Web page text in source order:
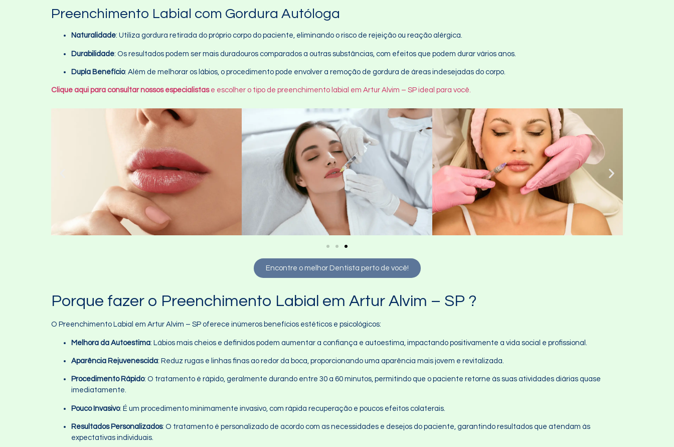
Preenchimento Labial com Gordura Autóloga
Naturalidade: Utiliza gordura retirada do próprio corpo do paciente, eliminando o risco de rejeição ou reação alérgica.
Durabilidade: Os resultados podem ser mais duradouros comparados a outras substâncias, com efeitos que podem durar vários anos.
Dupla Benefício: Além de melhorar os lábios, o procedimento pode envolver a remoção de gordura de áreas indesejadas do corpo.
Clique aqui para consultar nossos especialistase escolher o tipo de preenchimento labial em Artur Alvim – SP ideal para você.
Encontre o melhor Dentista perto de você!
Porque fazer o Preenchimento Labial em Artur Alvim – SP ?
O Preenchimento Labial em Artur Alvim – SP oferece inúmeros benefícios estéticos e psicológicos:
Melhora da Autoestima: Lábios mais cheios e definidos podem aumentar a confiança e autoestima, impactando positivamente a vida social e profissional.
Aparência Rejuvenescida: Reduz rugas e linhas finas ao redor da boca, proporcionando uma aparência mais jovem e revitalizada.
Procedimento Rápido: O tratamento é rápido, geralmente durando entre 30 a 60 minutos, permitindo que o paciente retorne às suas atividades diárias quase
imediatamente.
Pouco Invasivo: É um procedimento minimamente invasivo, com rápida recuperação e poucos efeitos colaterais.
Resultados Personalizados: O tratamento é personalizado de acordo com as necessidades e desejos do paciente, garantindo resultados que atendam às
expectativas individuais.